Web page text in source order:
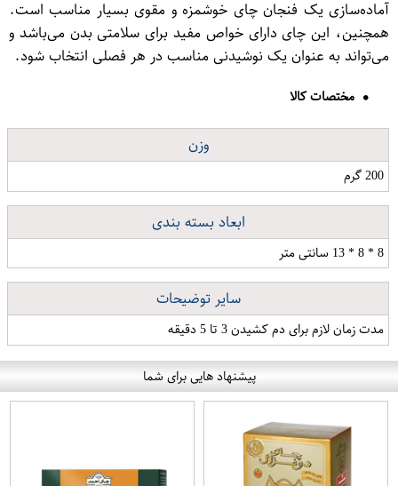
آماده‌سازی یک فنجان چای خوشمزه و مقوی بسیار مناسب است.
همچنین، این چای دارای خواص مفید برای سلامتی بدن می‌باشد و
می‌تواند به عنوان یک نوشیدنی مناسب در هر فصلی انتخاب شود.
مختصات کالا
وزن
200 گرم
ابعاد بسته بندی
8 * 8 * 13 سانتی متر
سایر توضیحات
مدت زمان لازم برای دم کشیدن 3 تا 5 دقیقه
پیشنهاد هایی برای شما